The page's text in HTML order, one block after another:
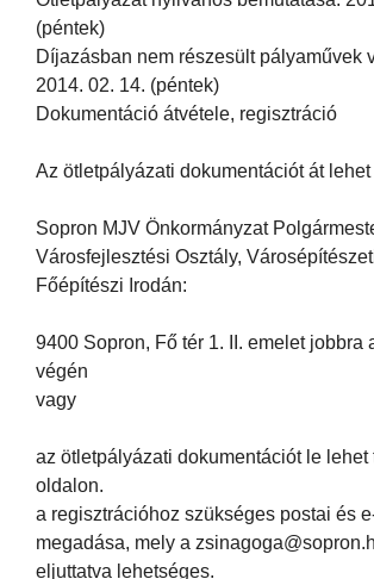
(péntek)
Díjazásban nem részesült pályaművek
2014. 02. 14. (péntek)
Dokumentáció átvétele, regisztráció
Az ötletpályázati dokumentációt át lehet
Sopron MJV Önkormányzat
Városfejlesztési Osztály,
Főépítészi Irodán:
9400 Sopron, Fő tér 1. II. emelet jobbra
végén
vagy
az ötletpályázati dokumentációt le lehet
oldalon.
a regisztrációhoz szükséges postai és
megadása, mely a
eljuttatva lehetséges.